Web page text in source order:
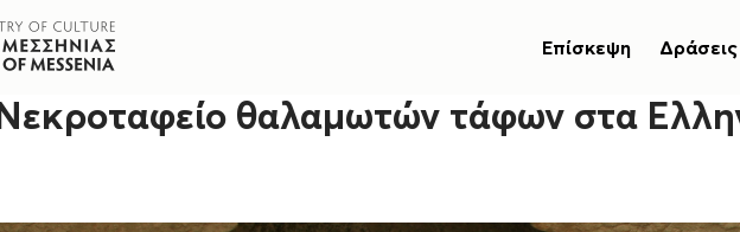
Επίσκεψη Δράσεις
Νεκροταφείο θαλαμωτών τάφων στα